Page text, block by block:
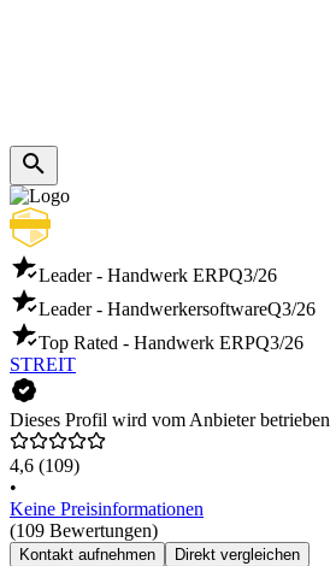
Leader - Handwerk ERPQ3/26
Leader - HandwerkersoftwareQ3/26
Top Rated - Handwerk ERPQ3/26
STREIT
Dieses Profil wird vom Anbieter betrieben
4,6 (109)
•
Keine Preisinformationen
(109 Bewertungen)
Kontakt aufnehmen Direkt vergleichen